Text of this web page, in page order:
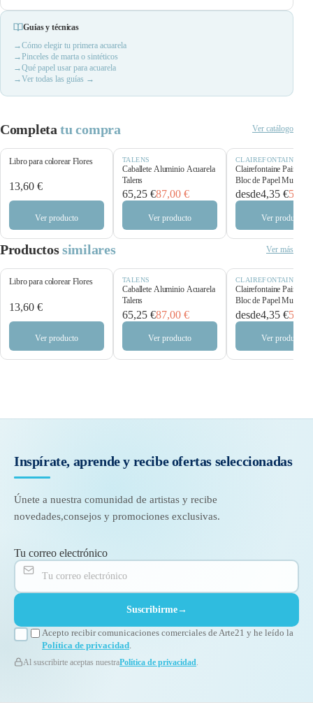
Guías y técnicas
Cómo elegir tu primera acuarela
Pinceles de marta o sintéticos
Qué papel usar para acuarela
Ver todas las guías →
Completa tu compra Ver catálogo
Libro para colorear Flores
13,60 €
Ver producto
TALENS
Caballete Aluminio Acuarela
Talens
65,25 €87,00 €
Ver producto
CLAIREFONTAINE
Clairefontaine
Bloc de Papel
250 g/m²
desde4,35 €5,80
Ver producto
Productos similares Ver más
Libro para colorear Flores
13,60 €
Ver producto
TALENS
Caballete Aluminio Acuarela
Talens
65,25 €87,00 €
Ver producto
CLAIREFONTAINE
Clairefontaine
Bloc de Papel
250 g/m²
desde4,35 €5,80
Ver producto
Inspírate, aprende y recibeofertas seleccionadas
Únete a nuestra comunidad de artistas y recibe
novedades,consejos y promociones exclusivas.
Tu correo electrónico
Suscribirme→
Acepto recibir comunicaciones comerciales de Arte21 y he leído la
Política de privacidad.
Al suscribirte aceptas nuestraPolítica de privacidad.